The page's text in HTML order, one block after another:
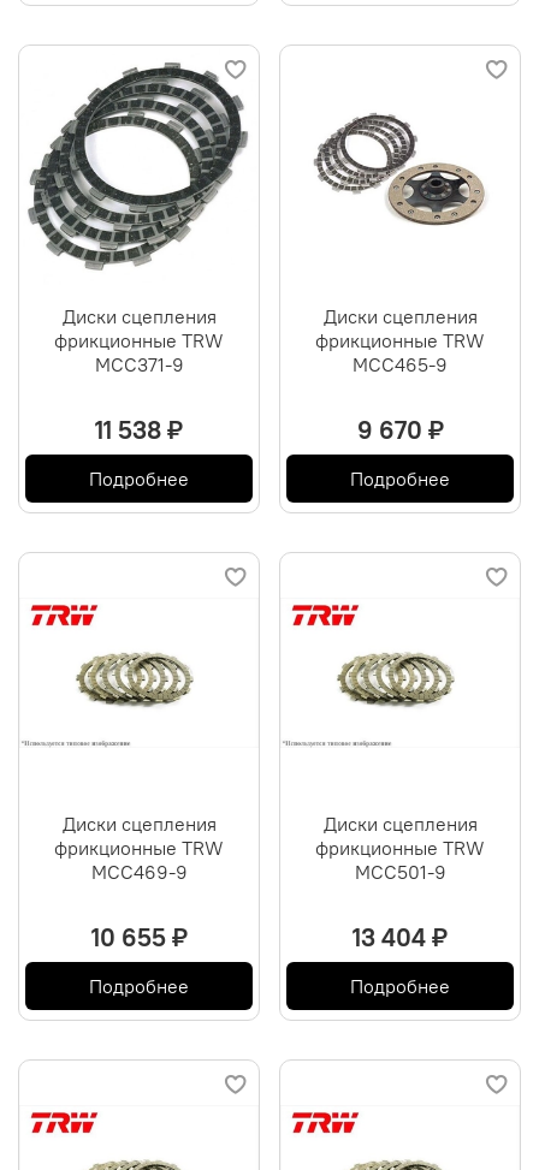
Диски сцепления
фрикционные TRW
MCC371-9
11 538 ₽
Подробнее
Диски сцепления
фрикционные TRW
MCC465-9
9 670 ₽
Подробнее
Диски сцепления
фрикционные TRW
MCC469-9
10 655 ₽
Подробнее
Диски сцепления
фрикционные TRW
MCC501-9
13 404 ₽
Подробнее